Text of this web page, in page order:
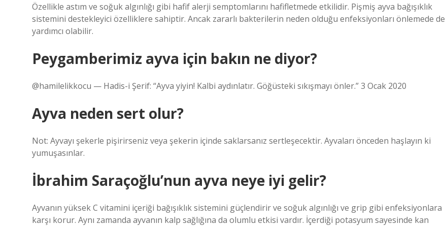
Özellikle astım ve soğuk algınlığı gibi hafif alerji semptomlarını hafifletmede etkilidir. Pişmiş ayva bağışıklık
sistemini destekleyici özelliklere sahiptir. Ancak zararlı bakterilerin neden olduğu enfeksiyonları önlemede de
yardımcı olabilir.
Peygamberimiz ayva için bakın ne diyor?
@hamilelikkocu — Hadis-i Şerif: “Ayva yiyin! Kalbi aydınlatır. Göğüsteki sıkışmayı önler.” 3 Ocak 2020
Ayva neden sert olur?
Not: Ayvayı şekerle pişirirseniz veya şekerin içinde saklarsanız sertleşecektir. Ayvaları önceden haşlayın ki
yumuşasınlar.
İbrahim Saraçoğlu’nun ayva neye iyi gelir?
Ayvanın yüksek C vitamini içeriği bağışıklık sistemini güçlendirir ve soğuk algınlığı ve grip gibi enfeksiyonlara
karşı korur. Aynı zamanda ayvanın kalp sağlığına da olumlu etkisi vardır. İçerdiği potasyum sayesinde kan